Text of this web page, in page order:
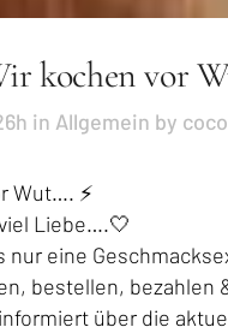
kochen vor
in Allgemein by
Wut…. ⚡️
Liebe….🤍
nur eine
bestellen, bezahlen
über die